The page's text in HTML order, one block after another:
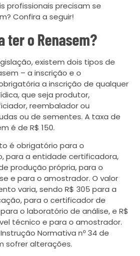
profissionais precisam se
Confira a seguir!
ter o Renasem?
existem dois tipos de
– a inscrição e o
a inscrição de qualquer
que seja produtor,
reembalador ou
ou de sementes. A taxa de
é de R$ 150.
é obrigatório para o
para a entidade certificadora,
produção própria, para o
e para o amostrador. O valor
varia, sendo R$ 305 para a
para o certificador de
o laboratório de análise, e R$
técnico e para o amostrador.
Normativa nº 34 de
sofrer alterações.